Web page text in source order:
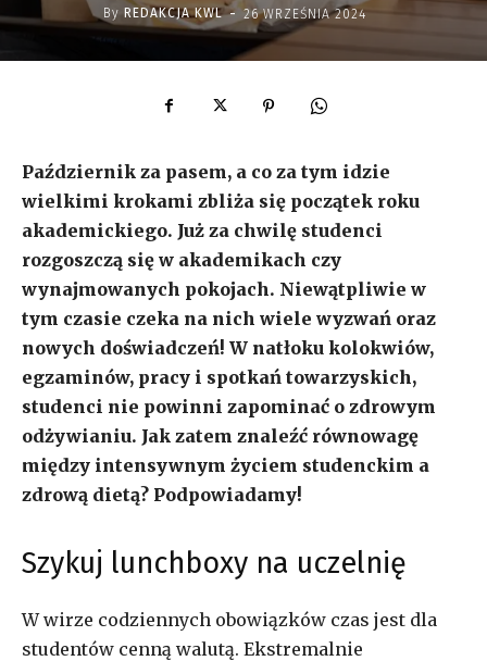
By REDAKCJA KWL - 26 WRZEŚNIA 2024
Październik za pasem, a co za tym idzie
wielkimi krokami zbliża się początek roku
akademickiego. Już za chwilę studenci
rozgoszczą się w akademikach czy
wynajmowanych pokojach. Niewątpliwie w
tym czasie czeka na nich wiele wyzwań oraz
nowych doświadczeń! W natłoku kolokwiów,
egzaminów, pracy i spotkań towarzyskich,
studenci nie powinni zapominać o zdrowym
odżywianiu. Jak zatem znaleźć równowagę
między intensywnym życiem studenckim a
zdrową dietą? Podpowiadamy!
Szykuj lunchboxy na uczelnię
W wirze codziennych obowiązków czas jest dla
studentów cenną walutą. Ekstremalnie